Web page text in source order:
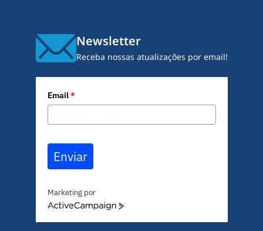
Newsletter
Receba nossas atualizações por email!
Email*
Enviar
Marketing por
A